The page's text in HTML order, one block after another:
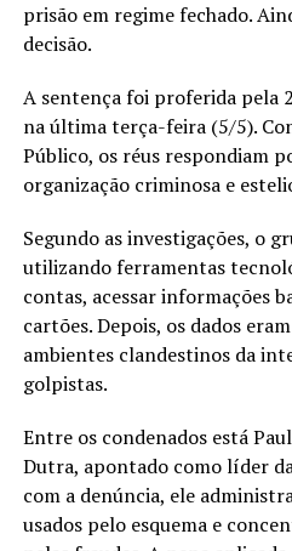
prisão em regime fechado.
decisão.
A sentença foi proferida pela
na última terça-feira (5/5).
Público, os réus respondiam
organização criminosa e
Segundo as investigações, o
utilizando ferramentas
contas, acessar informações
cartões. Depois, os dados
ambientes clandestinos da
golpistas.
Entre os condenados está
Dutra, apontado como líder
com a denúncia, ele
usados pelo esquema e